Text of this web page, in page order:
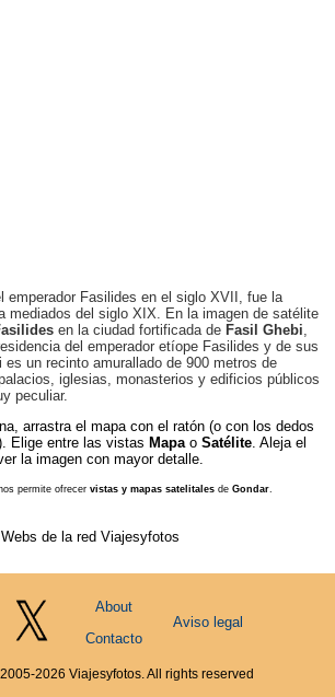
emperador Fasilides en el siglo XVII, fue la
mediados del siglo XIX. En la imagen de satélite
en la ciudad fortificada de Fasil Ghebi
del emperador etíope Fasilides y de sus
un recinto amurallado de 900 metros de
iglesias, monasterios y edificios públicos
peculiar.
arrastra el mapa con el ratón (o con los dedos
Elige entre las vistas Mapao Satélite. Aleja el
la imagen con mayor detalle.
permite ofrecer vistas y mapas satelitales de Gondar.
Webs de la red Viajesyfotos
About
Contacto
Aviso legal
2026 Viajesyfotos. All rights reserved